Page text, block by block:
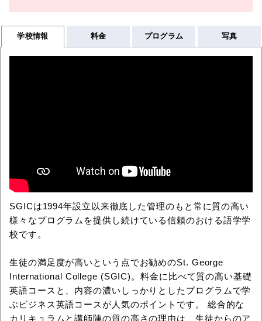
学校情報 料金 プログラム 写真
SGICは1994年設立以来徹底した管理のもと常に質の高い
様々なプログラムを提供し続けている信頼のおける語学学
校です。
生徒の満足度が高いという点でお勧めのSt. George
International College (SGIC)。料金に比べて質の高い基礎
英語コースと、内容の濃いしっかりとしたプログラムで学
ぶビジネス英語コースが人気のポイントです。 総合的な
カリキュラムと講師陣の質の高さの理由は、生徒からのア